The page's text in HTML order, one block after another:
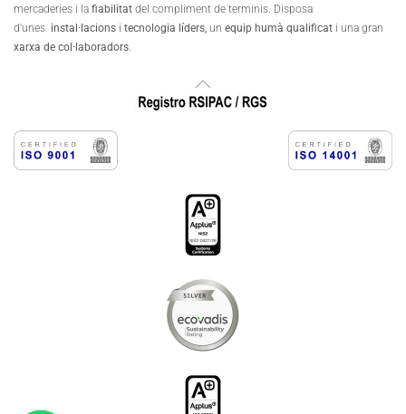
mercaderies i la fiabilitat del compliment de terminis. Disposa
d'unes instal·lacions i tecnologia líders, un equip humà qualificat i una gran
xarxa de col·laboradors.